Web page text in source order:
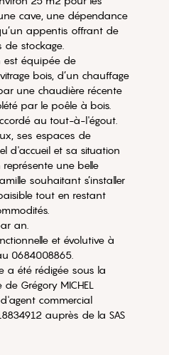
cave, une dépendance
appentis offrant de
de stockage.
est équipée de
bois, d’un chauffage
une chaudière récente
par le poêle à bois.
au tout-à-l'égout.
ses espaces de
d'accueil et sa situation
représente une belle
souhaitant s’installer
tout en restant
an.
et évolutive à
0684008865.
a été rédigée sous la
Grégory MICHEL
commercial
auprès de la SAS